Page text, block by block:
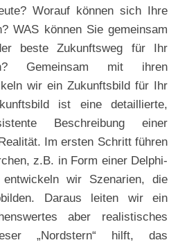
Worauf können sich Ihre
WAS können Sie gemeinsam
beste Zukunftsweg für Ihr
Gemeinsam mit ihren
wir ein Zukunftsbild für Ihr
ist eine detaillierte,
Beschreibung einer
Im ersten Schritt führen
z.B. in Form einer Delphi-
wir Szenarien, die
Daraus leiten wir ein
aber realistisches
„Nordstern“ hilft, das